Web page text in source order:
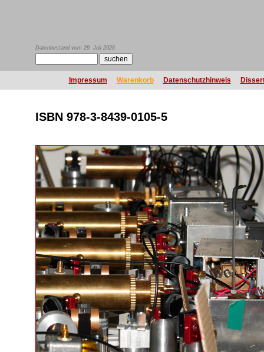
Datenbestand vom 29. Juli 2026
Impressum Warenkorb Datenschutzhinweis
ISBN 978-3-8439-0105-5